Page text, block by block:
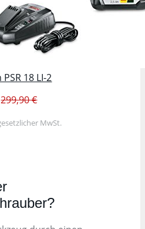
PSR 18 LI-2
299,90 €
MwSt.